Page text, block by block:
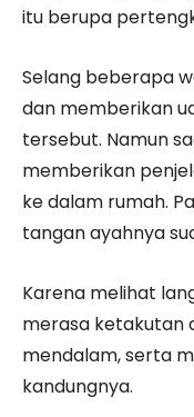
itu berupa
Selang beberapa
dan memberikan
tersebut. Namun
memberikan
ke dalam rumah.
tangan ayahnya
Karena melihat
merasa ketakutan
mendalam, serta
kandungnya.